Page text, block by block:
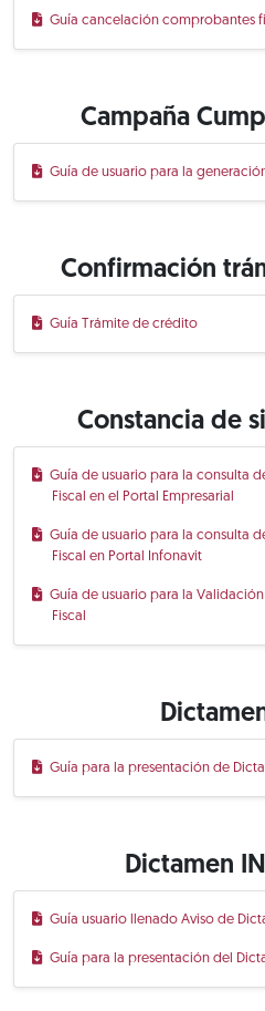
Guía cancelación comprobantes
Campaña
Guía de usuario para la
Confirmación
Guía Trámite de crédito
Constancia de
Guía de usuario para la consulta
Fiscal en el Portal Empresarial
Guía de usuario para la consulta
Fiscal en Portal Infonavit
Guía de usuario para la
Fiscal
Guía para la presentación de
Dictamen
Guía usuario llenado Aviso de
Guía para la presentación del